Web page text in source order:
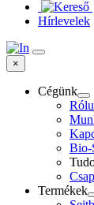
Hírlevelek
×
Cégünk
Bio-
Termékek